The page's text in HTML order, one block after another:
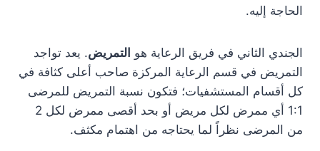
الحاجة إليه.
الجندي الثاني في فريق الرعاية هو التمريض. يعد تواجد
التمريض في قسم الرعاية المركزة صاحب أعلى كثافة في
كل أقسام المستشفيات؛ فتكون نسبة التمريض للمرضى
1:1 أي ممرض لكل مريض أو بحد أقصى ممرض لكل 2
من المرضى نظراً لما يحتاجه من اهتمام مكثف.